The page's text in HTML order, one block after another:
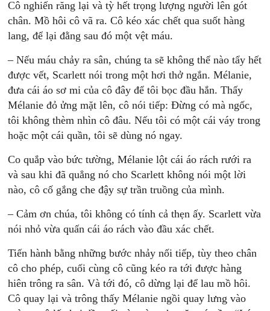
Cô nghiến răng lại và tỳ hết trọng lượng người lên gót
chân. Mồ hôi cô vã ra. Cô kéo xác chết qua suốt hàng
lang, để lại đằng sau đó một vệt máu.
– Nếu máu chảy ra sân, chúng ta sẽ không thể nào tẩy hết
được vết, Scarlett nói trong một hơi thở ngắn. Mélanie,
đưa cái áo sơ mi của cô đây để tôi bọc đầu hắn. Thấy
Mélanie đỏ ửng mặt lên, cô nói tiếp: Ðừng có mà ngốc,
tôi không thèm nhìn cô đâu. Nếu tôi có một cái váy trong
hoặc một cái quần, tôi sẽ dùng nó ngay.
Co quắp vào bức tường, Mélanie lột cái áo rách rưới ra
và sau khi đã quẳng nó cho Scarlett không nói một lời
nào, cô cố gắng che đậy sự trần truồng của mình.
– Cảm ơn chúa, tôi không có tính cả thẹn ấy. Scarlett vừa
nói nhỏ vừa quấn cái áo rách vào đầu xác chết.
Tiến hành bằng những bước nhảy nối tiếp, tùy theo chân
cô cho phép, cuối cùng cô cũng kéo ra tới được hàng
hiên trông ra sân. Và tới đó, cô dừng lại để lau mồ hôi.
Cô quay lại và trông thấy Mélanie ngồi quay lưng vào